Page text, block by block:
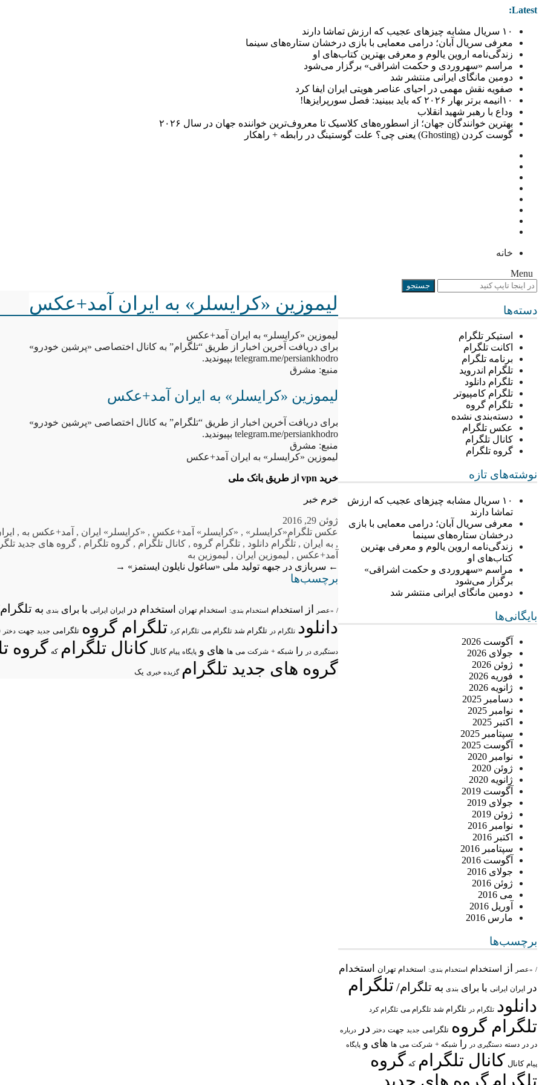
Latest:
۱۰ سریال مشابه چیزهای عجیب که ارزش تماشا دارند
معرفی سریال آبان؛ درامی معمایی با بازی درخشان ستاره‌های سینما
زندگی‌نامه اروین یالوم و معرفی بهترین کتاب‌های او
مراسم «سهروردی و حکمت اشراقی» برگزار می‌شود
دومین مانگای ایرانی منتشر شد
صفویه نقش مهمی در احیای عناصر هویتی ایران ایفا کرد
۱۰انیمه برتر بهار ۲۰۲۶ که باید ببینید: فصل سورپرایزها!
وداع با رهبر شهید انقلاب
بهترین خوانندگان جهان؛ از اسطوره‌های کلاسیک تا معروف‌ترین خواننده جهان در سال ۲۰۲۶
گوست کردن (Ghosting) یعنی چی؟ علت گوستینگ در رابطه + راهکار
خانه
Menu
دسته‌ها
استیکر تلگرام
اکانت تلگرام
برنامه تلگرام
تلگرام اندروید
تلگرام دانلود
تلگرام کامپیوتر
تلگرام گروه
دسته‌بندی نشده
عکس تلگرام
کانال تلگرام
گروه تلگرام
نوشته‌های تازه
۱۰ سریال مشابه چیزهای عجیب که ارزش
تماشا دارند
معرفی سریال آبان؛ درامی معمایی با بازی
درخشان ستاره‌های سینما
زندگی‌نامه اروین یالوم و معرفی بهترین
کتاب‌های او
مراسم «سهروردی و حکمت اشراقی»
برگزار می‌شود
دومین مانگای ایرانی منتشر شد
بایگانی‌ها
آگوست 2026
جولای 2026
ژوئن 2026
فوریه 2026
ژانویه 2026
دسامبر 2025
نوامبر 2025
اکتبر 2025
سپتامبر 2025
آگوست 2025
نوامبر 2020
ژوئن 2020
ژانویه 2020
آگوست 2019
جولای 2019
ژوئن 2019
نوامبر 2016
اکتبر 2016
سپتامبر 2016
آگوست 2016
جولای 2016
ژوئن 2016
می 2016
آوریل 2016
مارس 2016
برچسب‌ها
/ «عصر از استخدام استخدام بندی: استخدام تهران
استخدام
در
ایران ایرانی با برای بندی به تلگرام/ تلگرام
دانلود تلگرام در تلگرام شد تلگرام می تلگرام کرد
تلگرام گروه تلگرامی جدید جهت دختر در درباره
در در دسته دستگیری در را شبکه + شرکت می ها های و پایگاه
پیام کانال کانال تلگرام که گروه
تلگرام گروه های جدید
لیموزین «کرایسلر» به ایران آمد+عکس
لیموزین «کرایسلر» به ایران آمد+عکس
برای دریافت آخرین اخبار از طریق “تلگرام” به کانال اختصاصی «پرشین خودرو»
telegram.me/persiankhodro بپیوندید.
منبع: مشرق
لیموزین «کرایسلر» به ایران آمد+عکس
برای دریافت آخرین اخبار از طریق “تلگرام” به کانال اختصاصی «پرشین خودرو»
telegram.me/persiankhodro بپیوندید.
منبع: مشرق
لیموزین «کرایسلر» به ایران آمد+عکس
خرید vpn از طریق بانک ملی
خرم خبر
ژوئن 29, 2016
عکس تلگرام«کرایسلر» , «کرایسلر» آمد+عکس , «کرایسلر» ایران , آمد+عکس به ,
, به ایران , تلگرام دانلود , تلگرام گروه , کانال تلگرام , گروه تلگرام , گروه های جدید
آمد+عکس , لیموزین ایران , لیموزین به
← سربازی در جبهه تولید ملی «ساغول نایلون ایستمز» →
برچسب‌ها
/ «عصر از استخدام استخدام بندی: استخدام تهران استخدام در ایران ایرانی با برای بندی به
دانلود تلگرام در تلگرام شد تلگرام می تلگرام کرد تلگرام گروه تلگرامی جدید جهت دختر
دستگیری در را شبکه + شرکت می ها های و پایگاه پیام کانال کانال تلگرام که گروه
گروه های جدید تلگرام گزیده خبری یک